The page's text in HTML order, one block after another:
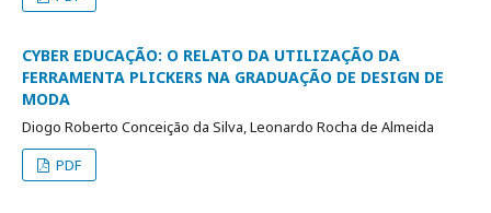
CYBER EDUCAÇÃO: O RELATO DA UTILIZAÇÃO DA
FERRAMENTA PLICKERS NA GRADUAÇÃO DE DESIGN DE
MODA
Diogo Roberto Conceição da Silva, Leonardo Rocha de Almeida
PDF